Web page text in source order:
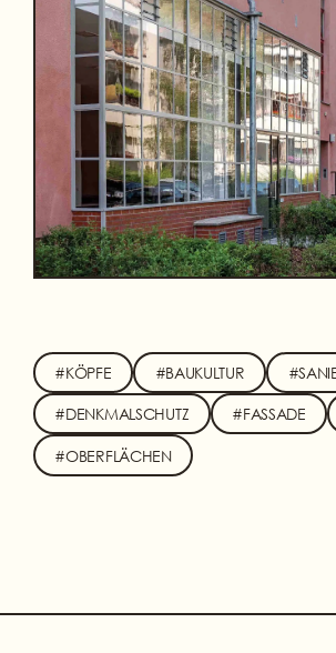
#KÖPFE #BAUKULTUR
#DENKMALSCHUTZ #FASSADE
#OBERFLÄCHEN